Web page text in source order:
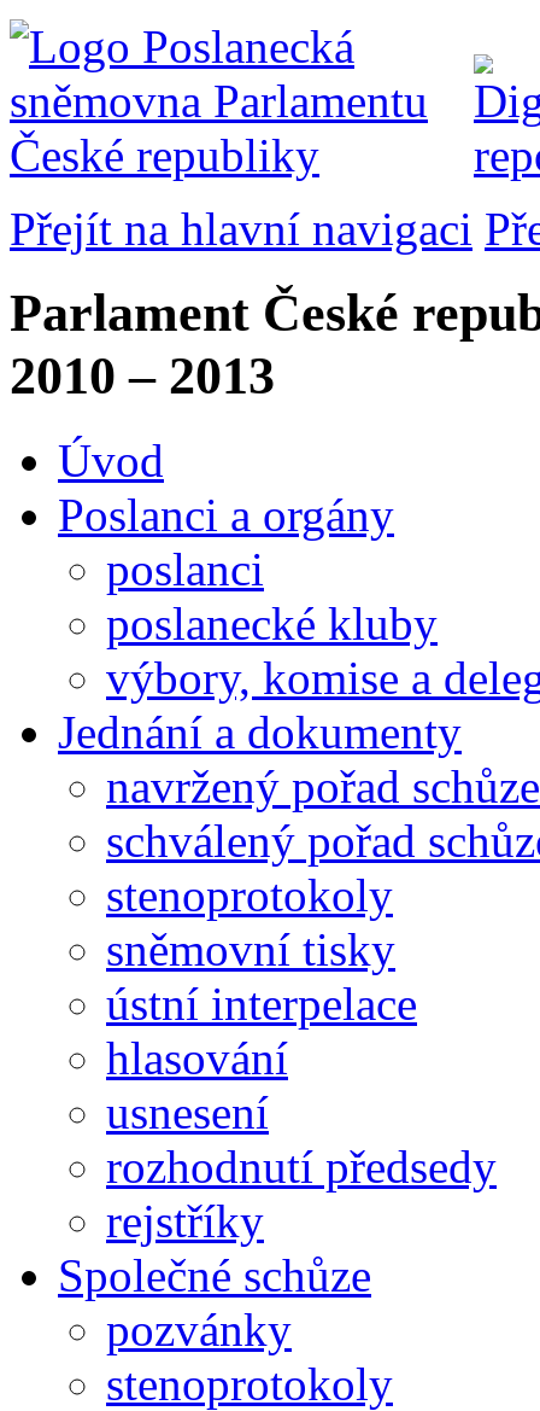
Přejít na hlavní navigaci
Parlament České
2010 – 2013
Úvod
Poslanci a orgány
poslanci
poslanecké kluby
výbory, komise a
Jednání a dokumenty
navržený pořad schůze
schválený pořad
stenoprotokoly
sněmovní tisky
ústní interpelace
hlasování
usnesení
rozhodnutí předsedy
rejstříky
Společné schůze
pozvánky
stenoprotokoly